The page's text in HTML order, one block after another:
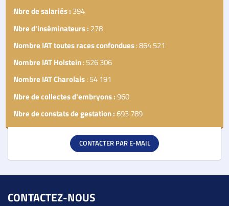
Nbre de salariés : 394
Nbre d'inséminateurs : 278
Nombre IAT toutes races confondues: 864 521
Nombre IAT Holstein: 526 306
Nombre IAT Charolais: 54 191
Nbre de collectes d'embryons :960
Nbre de constats de gestation :693 789
CONTACTER PAR E-MAIL
CONTACTEZ-NOUS